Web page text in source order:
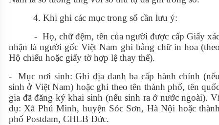
4. Khi ghi các mục trong sổ cần lưu ý:
- Họ, chữ đệm, tên của người được cấp Giấy
nhận là người gốc Việt Nam ghi bằng chữ in hoa
Hộ chiếu hoặc giấy tờ hợp lệ thay thế).
- Mục nơi sinh: Ghi địa danh ba cấp hành chính
sinh ở Việt Nam) hoặc ghi theo tên thành phố, tên
gia đã đăng ký khai sinh (nếu sinh ra ở nước ngoài).
dụ: Xã Phú Minh, huyện Sóc Sơn, Hà Nội hoặc
phố Postdam, CHLB Đức.